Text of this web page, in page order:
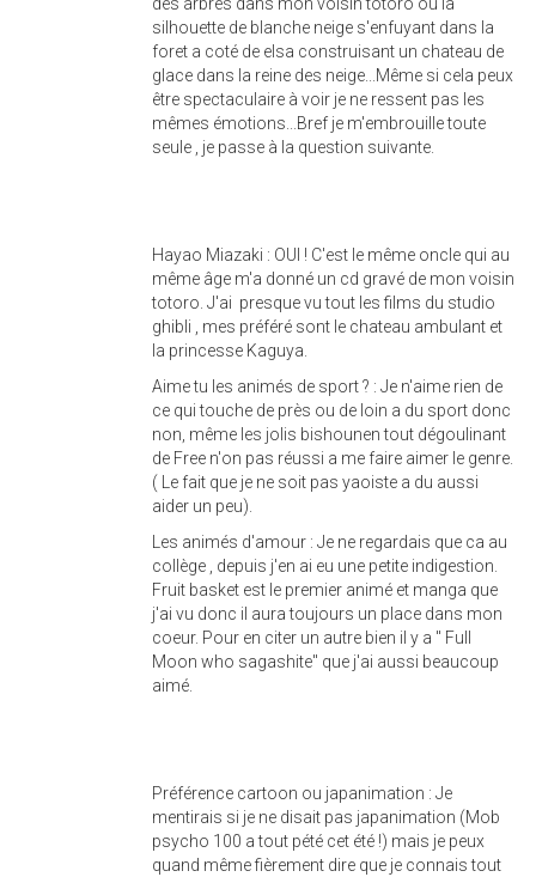
des arbres dans mon voisin totoro ou la
silhouette de blanche neige s'enfuyant dans la
foret a coté de elsa construisant un chateau de
glace dans la reine des neige...Même si cela peux
être spectaculaire à voir je ne ressent pas les
mêmes émotions...Bref je m'embrouille toute
seule , je passe à la question suivante.
Hayao Miazaki : OUI ! C'est le même oncle qui au
même âge m'a donné un cd gravé de mon voisin
totoro. J'ai presque vu tout les films du studio
ghibli , mes préféré sont le chateau ambulant et
la princesse Kaguya.
Aime tu les animés de sport ? : Je n'aime rien de
ce qui touche de près ou de loin a du sport donc
non, même les jolis bishounen tout dégoulinant
de Free n'on pas réussi a me faire aimer le genre.
( Le fait que je ne soit pas yaoiste a du aussi
aider un peu).
Les animés d'amour : Je ne regardais que ca au
collège , depuis j'en ai eu une petite indigestion.
Fruit basket est le premier animé et manga que
j'ai vu donc il aura toujours un place dans mon
coeur. Pour en citer un autre bien il y a " Full
Moon who sagashite" que j'ai aussi beaucoup
aimé.
Préférence cartoon ou japanimation : Je
mentirais si je ne disait pas japanimation (Mob
psycho 100 a tout pété cet été !) mais je peux
quand même fièrement dire que je connais tout